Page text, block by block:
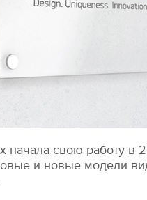
начала свою работу в
и новые модели